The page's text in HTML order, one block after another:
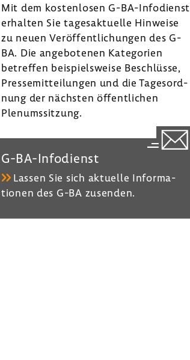
n
r
a
m
Mit dem kosten­losen G-​BA-Infodienst
erhalten Sie tages­ak­tu­elle Hinweise
zu neuen Veröf­fent­li­chungen des G-
BA. Die ange­bo­tenen Kate­go­rien
betreffen beispiels­weise Beschlüsse,
Pres­se­mit­tei­lungen und die Tages­ord­
nung der nächsten öffent­li­chen
Plenumssit­zung.
G-​BA-Infodienst
Lassen Sie sich aktu­elle Infor­ma­
tionen des G-BA zusenden.